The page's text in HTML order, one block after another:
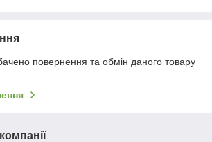
повернення та обмін даного товару